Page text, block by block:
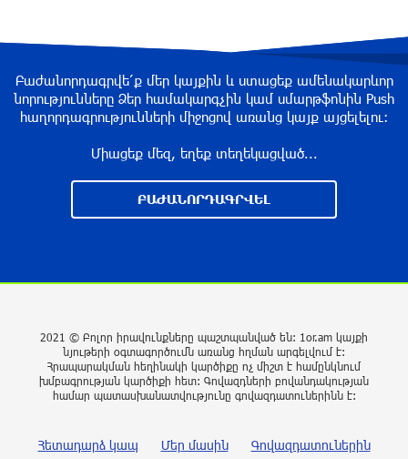
Տարադրամի փոխարժեքները օգոստոսի 9-ին
32 րոպե առաջ
ՀՀ տարածքում ավտոճանապարհներն
Երեկոյան ժամերին սպասվում է քամու
ուժգնացում
Բաժանորդագրվե՛ք մեր կայքին և ստացեք ամենակարևոր
նորությունները Ձեր համակարգչին կամ սմարթֆոնին Push
հաղորդագրությունների միջոցով առանց կայք այցելելու։
Միացեք մեզ, եղեք տեղեկացված...
ԲԱԺԱՆՈՐԴԱԳՐՎԵԼ
2021 © Բոլոր իրավունքները պաշտպանված են: 1or.am կայքի
նյութերի օգտագործումն առանց հղման արգելվում է:
Հրապարակման հեղինակի կարծիքը ոչ միշտ է համընկնում
խմբագրության կարծիքի հետ: Գովազդների բովանդակության
համար պատասխանատվությունը գովազդատուներինն է:
Հետադարձ կապ Մեր մասին Գովազդատուներին